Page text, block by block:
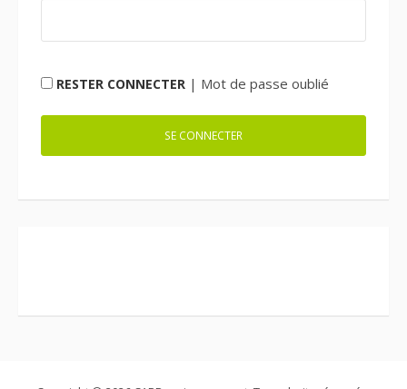
RESTER CONNECTER | Mot de passe oublié